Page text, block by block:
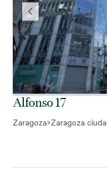
Alfonso 17
Zaragoza>Zaragoza